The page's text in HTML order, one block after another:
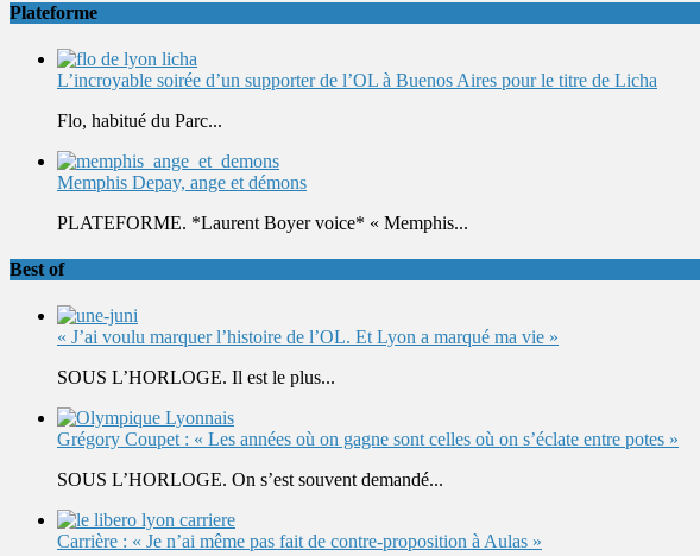
Plateforme
L’incroyable soirée d’un supporter de l’OL à Buenos Aires pour le titre de Licha
Flo, habitué du Parc...
Memphis Depay, ange et démons
PLATEFORME. *Laurent Boyer voice* « Memphis...
Best of
« J’ai voulu marquer l’histoire de l’OL. Et Lyon a marqué ma vie »
SOUS L’HORLOGE. Il est le plus...
Grégory Coupet : « Les années où on gagne sont celles où on s’éclate entre potes »
SOUS L’HORLOGE. On s’est souvent demandé...
Carrière : « Je n’ai même pas fait de contre-proposition à Aulas »